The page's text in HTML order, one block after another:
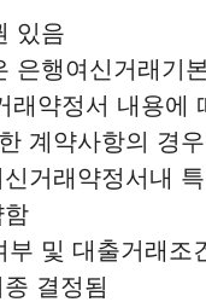
있음
은행여신거래기
래약정서 내용에
계약사항의 경
거래약정서내
및 대출거래조
결정됨